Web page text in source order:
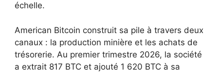
échelle.
American Bitcoin construit sa pile à travers deux
canaux : la production minière et les achats de
trésorerie. Au premier trimestre 2026, la société
a extrait 817 BTC et ajouté 1 620 BTC à sa